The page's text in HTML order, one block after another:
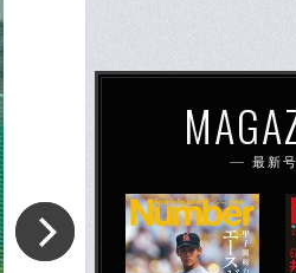
最新号